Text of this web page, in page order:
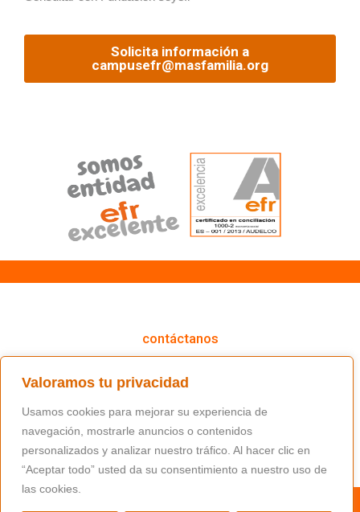
Valoramos tu privacidad
Usamos cookies para mejorar su experiencia de
navegación, mostrarle anuncios o contenidos
personalizados y analizar nuestro tráfico. Al hacer clic en
“Aceptar todo” usted da su consentimiento a nuestro uso de
las cookies.
Solicita información a
campusefr@masfamilia.org
contáctanos
(+34) 91 766 98 56 / fundacion@masfamilia.org
síguenos en nuestras redes sociales